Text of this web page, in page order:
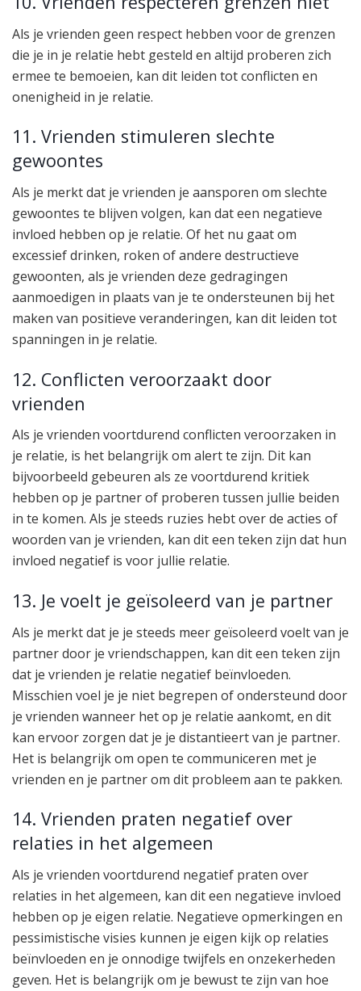
Als je vrienden geen respect hebben voor de grenzen
die je in je relatie hebt gesteld en altijd proberen zich
ermee te bemoeien, kan dit leiden tot conflicten en
onenigheid in je relatie.
11. Vrienden stimuleren slechte
gewoontes
Als je merkt dat je vrienden je aansporen om slechte
gewoontes te blijven volgen, kan dat een negatieve
invloed hebben op je relatie. Of het nu gaat om
excessief drinken, roken of andere destructieve
gewoonten, als je vrienden deze gedragingen
aanmoedigen in plaats van je te ondersteunen bij het
maken van positieve veranderingen, kan dit leiden tot
spanningen in je relatie.
12. Conflicten veroorzaakt door
vrienden
Als je vrienden voortdurend conflicten veroorzaken in
je relatie, is het belangrijk om alert te zijn. Dit kan
bijvoorbeeld gebeuren als ze voortdurend kritiek
hebben op je partner of proberen tussen jullie beiden
in te komen. Als je steeds ruzies hebt over de acties of
woorden van je vrienden, kan dit een teken zijn dat hun
invloed negatief is voor jullie relatie.
13. Je voelt je geïsoleerd van je partner
Als je merkt dat je je steeds meer geïsoleerd voelt van je
partner door je vriendschappen, kan dit een teken zijn
dat je vrienden je relatie negatief beïnvloeden.
Misschien voel je je niet begrepen of ondersteund door
je vrienden wanneer het op je relatie aankomt, en dit
kan ervoor zorgen dat je je distantieert van je partner.
Het is belangrijk om open te communiceren met je
vrienden en je partner om dit probleem aan te pakken.
14. Vrienden praten negatief over
relaties in het algemeen
Als je vrienden voortdurend negatief praten over
relaties in het algemeen, kan dit een negatieve invloed
hebben op je eigen relatie. Negatieve opmerkingen en
pessimistische visies kunnen je eigen kijk op relaties
beïnvloeden en je onnodige twijfels en onzekerheden
geven. Het is belangrijk om je bewust te zijn van hoe